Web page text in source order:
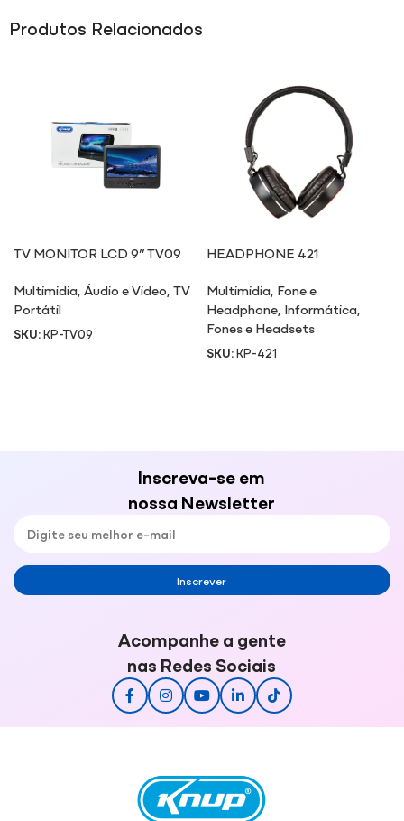
Produtos Relacionados
TV MONITOR LCD 9” TV09
Multimidia,Áudio e Video,TV
Portátil
SKU:KP-TV09
HEADPHONE 421
Multimidia, Fone e
Headphone, Informática,
Fones e Headsets
SKU:KP-421
Inscreva-se em
nossa Newsletter
Inscrever
Acompanhe a gente
nas Redes Sociais